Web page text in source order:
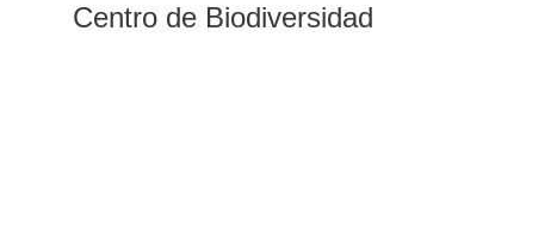
Centro de Biodiversidad